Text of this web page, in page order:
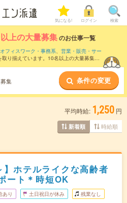
気になる! ログイン 検索
上の大量募集のお仕事一覧
オフィスワーク・事務系、 営業・販売・サー
取り揃えています。10名以上の大量募集の
集 条件の変更
平均時給: 1,250 円
新着順 時給順
】ホテルライクな高齢者
ート＊時短OK
あり 土日祝日が休み 残業なし